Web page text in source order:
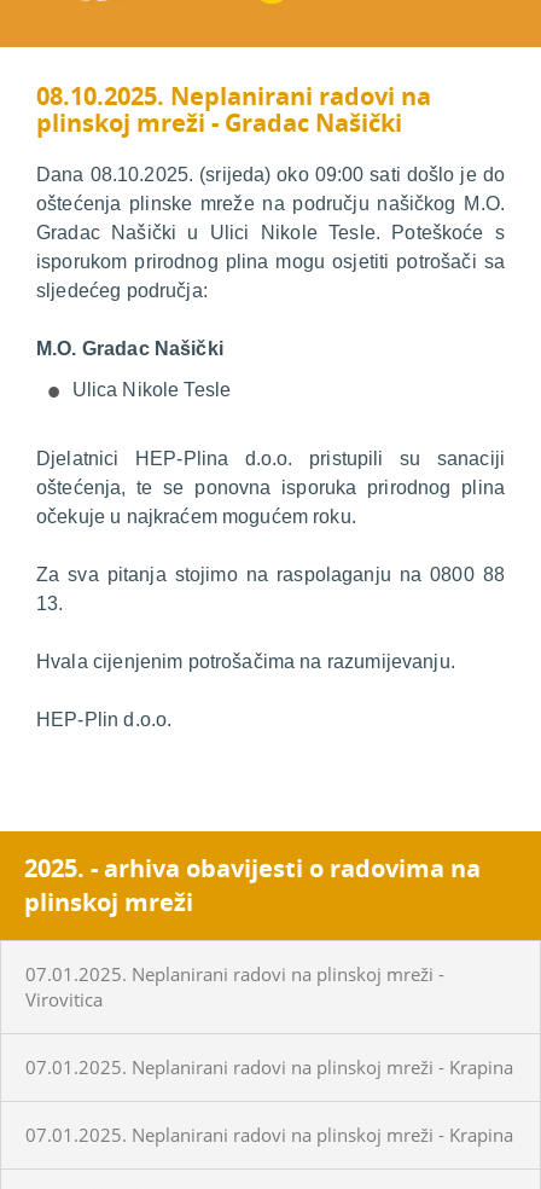
08.10.2025. Neplanirani radovi na
plinskoj mreži - Gradac Našički
Dana 08.10.2025. (srijeda) oko 09:00 sati došlo je do
oštećenja plinske mreže na području našičkog M.O.
Gradac Našički u Ulici Nikole Tesle. Poteškoće s
isporukom prirodnog plina mogu osjetiti potrošači sa
sljedećeg područja:
M.O. Gradac Našički
Ulica Nikole Tesle
Djelatnici HEP-Plina d.o.o. pristupili su sanaciji
oštećenja, te se ponovna isporuka prirodnog plina
očekuje u najkraćem mogućem roku.
Za sva pitanja stojimo na raspolaganju na 0800 88
13.
Hvala cijenjenim potrošačima na razumijevanju.
HEP-Plin d.o.o.
2025. - arhiva obavijesti o radovima na
plinskoj mreži
07.01.2025. Neplanirani radovi na plinskoj mreži -
Virovitica
07.01.2025. Neplanirani radovi na plinskoj mreži - Krapina
07.01.2025. Neplanirani radovi na plinskoj mreži - Krapina